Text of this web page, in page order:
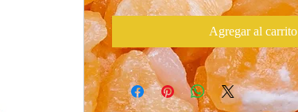
Agregar al carrito